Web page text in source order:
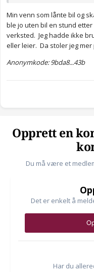
Min venn som lånte bil og
ble jo uten bil en stund
verksted. Jeg hadde ikke
eller leier. Da stoler jeg
Anonymkode: 9bda8...43b
Opprett en
Du må være et
Det er enkelt å
Har du